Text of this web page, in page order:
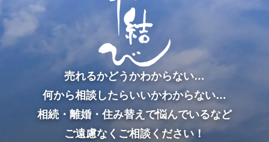
売れるかどうかわからない…
何から相談したらいいかわからない…
相続・離婚・住み替えで悩んでいるなど
ご遠慮なくご相談ください！